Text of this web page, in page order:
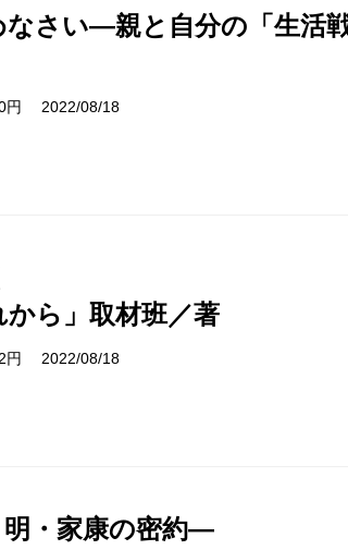
なさい―親と自分の「生活
円 2022/08/18
ら」取材班／著
円 2022/08/18
・家康の密約―